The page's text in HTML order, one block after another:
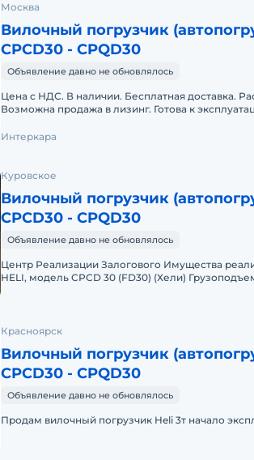
Москва
Вилочный погрузчик
CPCD30 - CPQD30
Объявление давно не обновлялось
Цена с НДС. В наличии. Бесплатная доставка.
Возможна продажа в лизинг. Готова к
Интеркара
Куровское
Вилочный погрузчик
CPCD30 - CPQD30
Объявление давно не обновлялось
Центр Реализации Залогового Имущества
HELI, модель CPCD 30 (FD30) (Хели)
Красноярск
Вилочный погрузчик
CPCD30 - CPQD30
Объявление давно не обновлялось
Продам вилочный погрузчик Heli 3т начало